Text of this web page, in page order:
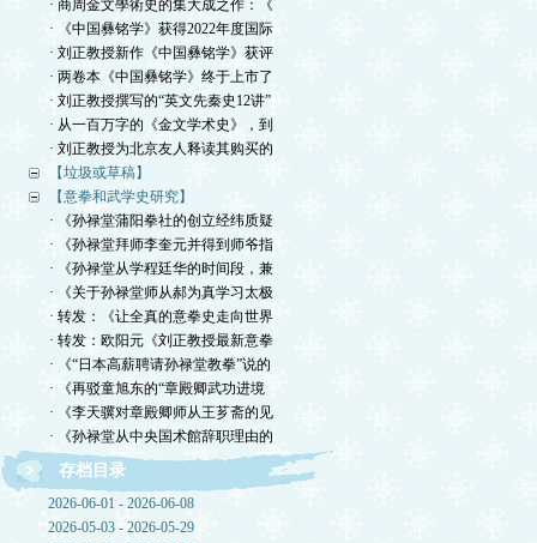
· 商周金文學術史的集大成之作：《
· 《中国彝铭学》获得2022年度国际
· 刘正教授新作《中国彝铭学》获评
· 两卷本《中国彝铭学》终于上市了
· 刘正教授撰写的“英文先秦史12讲”
· 从一百万字的《金文学术史》，到
· 刘正教授为北京友人释读其购买的
【垃圾或草稿】
【意拳和武学史研究】
· 《孙禄堂蒲阳拳社的创立经纬质疑
· 《孙禄堂拜师李奎元并得到师爷指
· 《孙禄堂从学程廷华的时间段，兼
· 《关于孙禄堂师从郝为真学习太极
· 转发：《让全真的意拳史走向世界
· 转发：欧阳元《刘正教授最新意拳
· 《“日本高薪聘请孙禄堂教拳”说的
· 《再驳童旭东的“章殿卿武功进境
· 《李天骥对章殿卿师从王芗斋的见
· 《孙禄堂从中央国术館辞职理由的
存档目录
2026-06-01 - 2026-06-08
2026-05-03 - 2026-05-29